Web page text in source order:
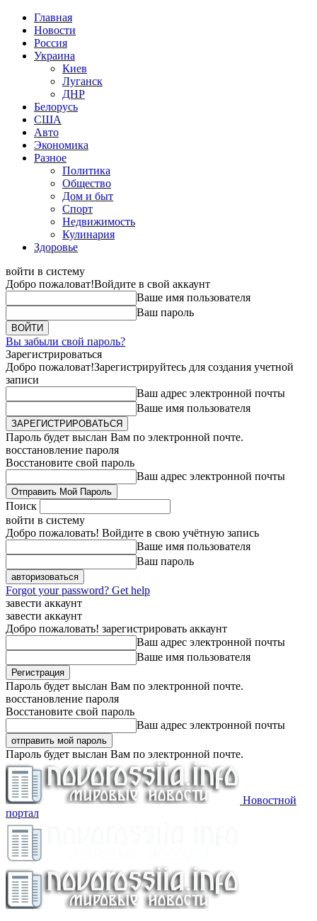
Главная
Новости
Россия
Украина
Киев
Луганск
ДНР
Белорусь
США
Авто
Экономика
Разное
Политика
Общество
Дом и быт
Спорт
Недвижимость
Кулинария
Здоровье
войти в систему
Добро пожаловат!Войдите в свой аккаунт
Ваше имя пользователя
Ваш пароль
Вы забыли свой пароль?
Зарегистрироваться
Добро пожаловат!Зарегистрируйтесь для создания учетной
записи
Ваш адрес электронной почты
Ваше имя пользователя
Пароль будет выслан Вам по электронной почте.
восстановление пароля
Восстановите свой пароль
Ваш адрес электронной почты
Поиск
войти в систему
Добро пожаловать! Войдите в свою учётную запись
Ваше имя пользователя
Ваш пароль
Forgot your password? Get help
завести аккаунт
завести аккаунт
Добро пожаловать! зарегистрировать аккаунт
Ваш адрес электронной почты
Ваше имя пользователя
Пароль будет выслан Вам по электронной почте.
восстановление пароля
Восстановите свой пароль
Ваш адрес электронной почты
Пароль будет выслан Вам по электронной почте.
Новостной
портал